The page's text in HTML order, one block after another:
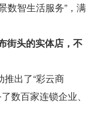
数智生活服务”，满
街头的实体店，不
出了“彩云商
数百家连锁企业、